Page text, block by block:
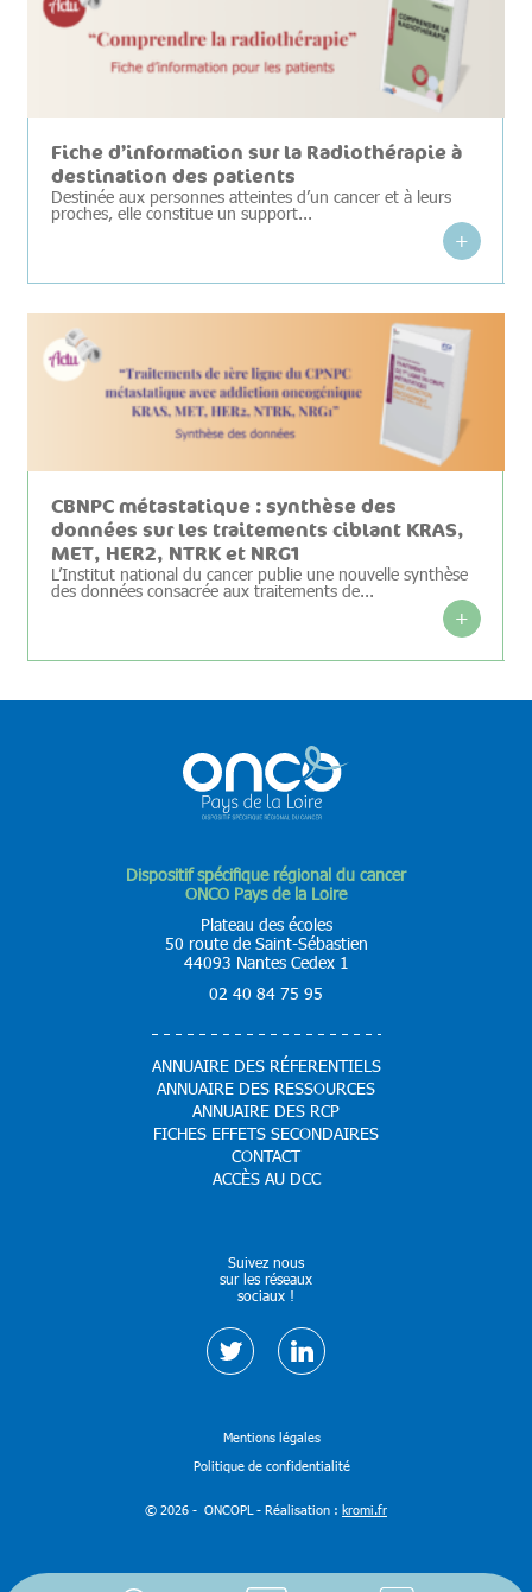
Fiche d’information sur la Radiothérapie à
destination des patients
Destinée aux personnes atteintes d’un cancer et à leurs
proches, elle constitue un support...
+
CBNPC métastatique : synthèse des
données sur les traitements ciblant KRAS,
MET, HER2, NTRK et NRG1
L’Institut national du cancer publie une nouvelle synthèse
des données consacrée aux traitements de...
+
Dispositif spécifique régional du cancer
ONCO Pays de la Loire
Plateau des écoles
50 route de Saint-Sébastien
44093 Nantes Cedex 1
02 40 84 75 95
ANNUAIRE DES RÉFERENTIELS
ANNUAIRE DES RESSOURCES
ANNUAIRE DES RCP
FICHES EFFETS SECONDAIRES
CONTACT
ACCÈS AU DCC
Suivez nous
sur les réseaux
sociaux !
Mentions légales
Politique de confidentialité
© 2026 - ONCOPL - Réalisation : kromi.fr